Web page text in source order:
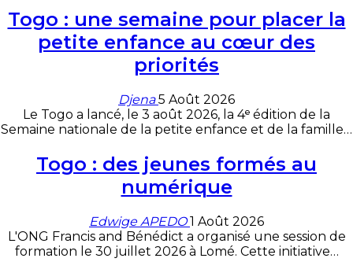
Togo : une semaine pour placer la
petite enfance au cœur des
priorités
Djena5 Août 2026
Le Togo a lancé, le 3 août 2026, la 4ᵉ édition de la
Semaine nationale de la petite enfance et de la famille…
Togo : des jeunes formés au
numérique
Edwige APEDO1 Août 2026
L'ONG Francis and Bénédict a organisé une session de
formation le 30 juillet 2026 à Lomé. Cette initiative…